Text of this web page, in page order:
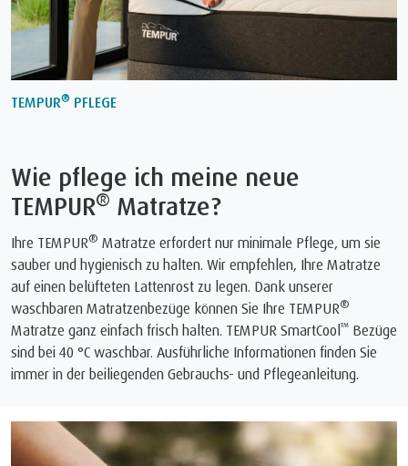
TEMPUR® PFLEGE
Wie pflege ich meine neue
TEMPUR® Matratze?
Ihre TEMPUR® Matratze erfordert nur minimale Pflege, um sie
sauber und hygienisch zu halten. Wir empfehlen, Ihre Matratze
auf einen belüfteten Lattenrost zu legen. Dank unserer
waschbaren Matratzenbezüge können Sie Ihre TEMPUR®
Matratze ganz einfach frisch halten. TEMPUR SmartCool ™ Bezüge
sind bei 40 °C waschbar. Ausführliche Informationen finden Sie
immer in der beiliegenden Gebrauchs- und Pflegeanleitung.